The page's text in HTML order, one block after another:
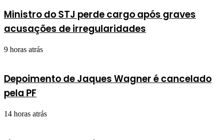
Ministro do STJ perde cargo após graves
acusações de irregularidades
9 horas atrás
Depoimento de Jaques Wagner é cancelado
pela PF
14 horas atrás